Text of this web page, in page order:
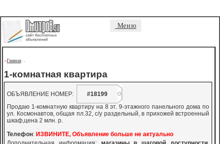
Меню
->Главная - -
1-комнатная квартира
ОБЪЯВЛЕНИЕ НОМЕР:
#18199
Продаю 1-комнатную квартиру на 8 эт. 9-этажного панельного дома по
ул. Космонавтов, общая пл.32, с/у раздельный, в прихожей встроенный
шкаф,цена 2 млн. р.
Телефон: ИЗВИНИТЕ, Объявление больше не актуально